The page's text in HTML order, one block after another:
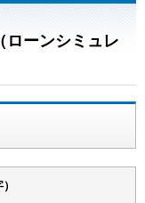
ーンシミュレ